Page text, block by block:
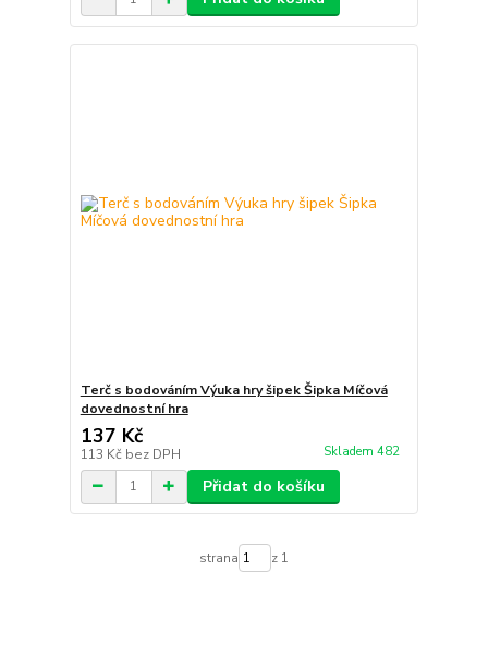
Terč s bodováním Výuka hry šipek Šipka Míčová
dovednostní hra
137 Kč
113 Kč bez DPH Skladem 482
Přidat do košíku
strana z 1